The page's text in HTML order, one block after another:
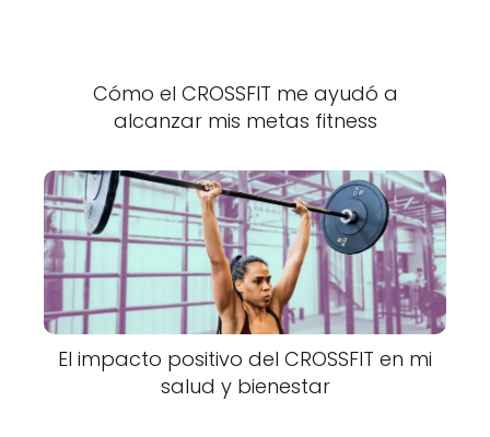
Cómo el CROSSFIT me ayudó a
alcanzar mis metas fitness
El impacto positivo del CROSSFIT en mi
salud y bienestar